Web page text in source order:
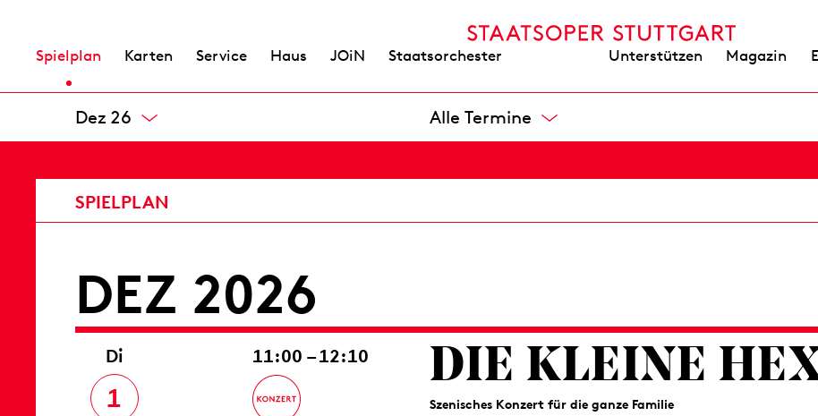
Spielplan Karten Service Haus JOiN Staatsorchester Unterstützen Magazin
Nov 26 Alle Termine
Wieder im Repertoire
Libretto von Tanja Šljivar (Recherche und Mitarbeit: Mina
Durante, Goran Jurić, Sezen Kaçar, Milenko Moćiljanin,
Übersetzung von Mascha Dabić
DEZ 2026
Di
1
11:00 – 12:10 DIE KLEINE
Szenisches Konzert für die ganze Familie